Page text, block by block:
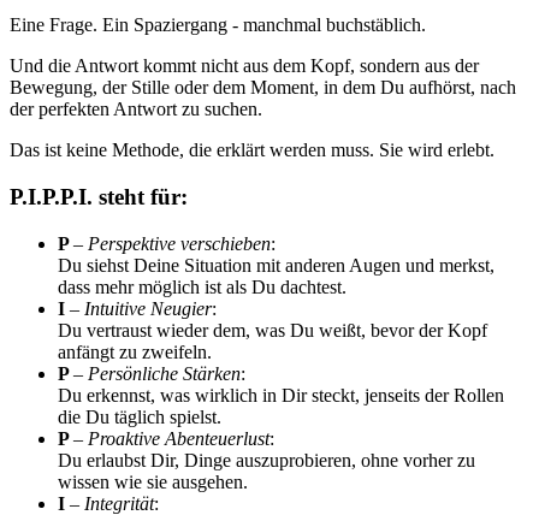
Eine Frage. Ein Spaziergang - manchmal buchstäblich.
Und die Antwort kommt nicht aus dem Kopf, sondern aus der
Bewegung, der Stille oder dem Moment, in dem Du aufhörst, nach
der perfekten Antwort zu suchen.
Das ist keine Methode, die erklärt werden muss. Sie wird erlebt.
P.I.P.P.I. steht für:
P– Perspektive verschieben:
Du siehst Deine Situation mit anderen Augen und merkst,
dass mehr möglich ist als Du dachtest.
I – Intuitive Neugier:
Du vertraust wieder dem, was Du weißt, bevor der Kopf
anfängt zu zweifeln.
P– Persönliche Stärken:
Du erkennst, was wirklich in Dir steckt, jenseits der Rollen
die Du täglich spielst.
P– Proaktive Abenteuerlust:
Du erlaubst Dir, Dinge auszuprobieren, ohne vorher zu
wissen wie sie ausgehen.
I – Integrität: